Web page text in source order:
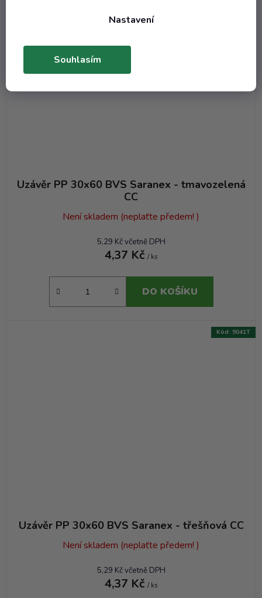
Nastavení
Souhlasím
Uzávěr PP 30x60 BVS Saranex - tmavozelená
CC
Není skladem (neplaťte předem! )
5,29 Kč včetně DPH
4,37 Kč / ks
DO KOŠÍKU
Uzávěr PP 30x60 BVS Saranex - třešňová CC
Není skladem (neplaťte předem! )
5,29 Kč včetně DPH
4,37 Kč / ks
Kód: 9041T